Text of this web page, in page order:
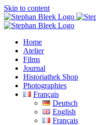
Skip to content
Home
Atelier
Films
Journal
Historiathek Shop
Photographies
Français
Deutsch
English
Français